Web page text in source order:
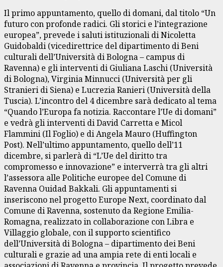
Il primo appuntamento, quello di domani, dal titolo “Un
futuro con profonde radici. Gli storici e l’integrazione
europea”, prevede i saluti istituzionali di Nicoletta
Guidobaldi (vicedirettrice del dipartimento di Beni
culturali dell’Università di Bologna – campus di
Ravenna) e gli interventi di Giuliana Laschi (Università
di Bologna), Virginia Minnucci (Università per gli
Stranieri di Siena) e Lucrezia Ranieri (Università della
Tuscia). L’incontro del 4 dicembre sarà dedicato al tema
“Quando l’Europa fa notizia. Raccontare l’Ue di domani”
e vedrà gli interventi di David Carretta e Micol
Flammini (Il Foglio) e di Angela Mauro (Huffington
Post). Nell’ultimo appuntamento, quello dell’11
dicembre, si parlerà di “L’Ue del diritto tra
compromesso e innovazione” e interverrà tra gli altri
l’assessora alle Politiche europee del Comune di
Ravenna Ouidad Bakkali. Gli appuntamenti si
inseriscono nel progetto Europe Next, coordinato dal
Comune di Ravenna, sostenuto da Regione Emilia-
Romagna, realizzato in collaborazione con Libra e
Villaggio globale, con il supporto scientifico
dell’Università di Bologna – dipartimento dei Beni
culturali e grazie ad una ampia rete di enti locali e